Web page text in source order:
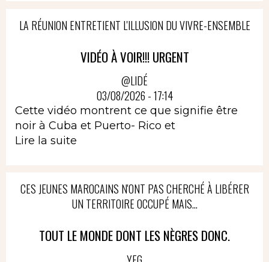
LA RÉUNION ENTRETIENT L'ILLUSION DU VIVRE-ENSEMBLE
VIDÉO À VOIR!!! URGENT
@LIDÉ
03/08/2026 - 17:14
Cette vidéo montrent ce que signifie être
noir à Cuba et Puerto- Rico et
Lire la suite
CES JEUNES MAROCAINS N'ONT PAS CHERCHÉ À LIBÉRER
UN TERRITOIRE OCCUPÉ MAIS...
TOUT LE MONDE DONT LES NÈGRES DONC.